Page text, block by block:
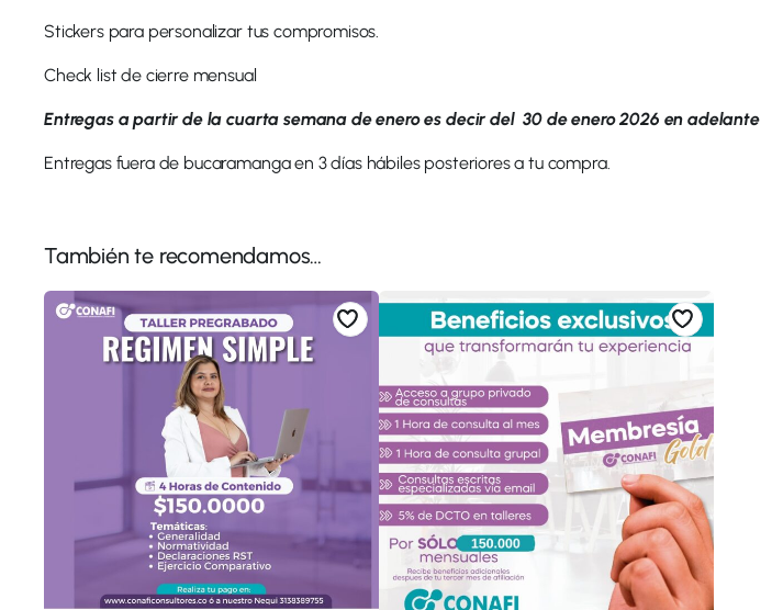
Stickers para personalizar tus compromisos.
Check list de cierre mensual
Entregas a partir de la cuarta semana de enero es decir del 30 de enero 2026 en adelante
Entregas fuera de bucaramanga en 3 días hábiles posteriores a tu compra.
También te recomendamos…